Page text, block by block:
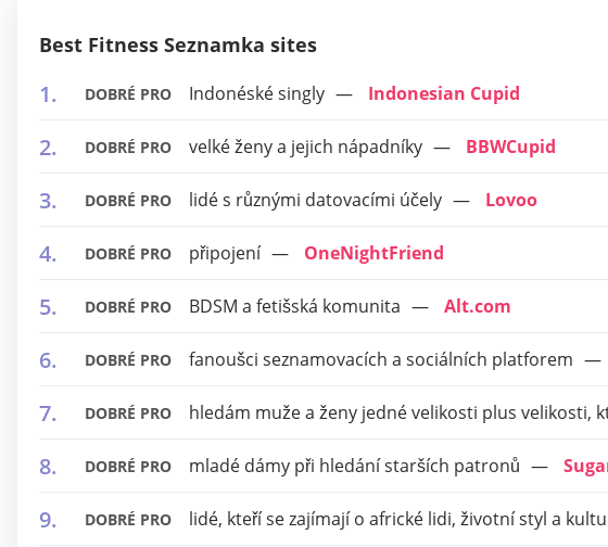
Best Fitness Seznamka sites
DOBRÉ PRO Indonéské singly Indonesian Cupid
DOBRÉ PRO velké ženy a jejich nápadníky BBWCupid
DOBRÉ PRO lidé s různými datovacími účely Lovoo
DOBRÉ PRO připojení OneNightFriend
DOBRÉ PRO BDSM a fetišská komunita Alt.com
DOBRÉ PRO fanoušci seznamovacích a sociálních platforem
DOBRÉ PRO hledám muže a ženy jedné velikosti plus
DOBRÉ PRO mladé dámy při hledání starších patronů
DOBRÉ PRO lidé, kteří se zajímají o africké lidi, životní styl a